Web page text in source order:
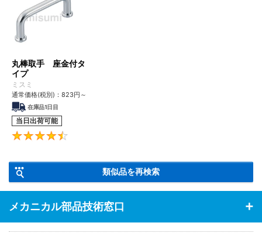
SHD-
□□
電解研磨
＋精密洗
脱気２
■ご留意事項
洗浄を行うことで、防錆を目的とした油分も一緒に除去されるた
め、未洗浄品に比べ錆びやすくなる場合があります。
適用場所や保管環境には十分ご注意くださいますようお願いいたし
ます。
【特長】・汎用的な丸棒取手の座面に、座金を付属した取手です。
丸棒取手 座金付タ
イプ
ミスミ
通常価格(税別)： 823円 ～
在庫品1日目
当日出荷可能
類似品を再検索
メカニカル部品技術窓口